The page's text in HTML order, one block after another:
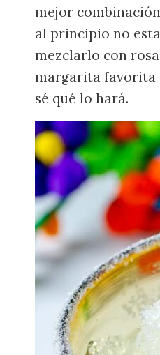
mejor
al principio no
mezclarlo con rosa
margarita favorita
sé qué lo hará.